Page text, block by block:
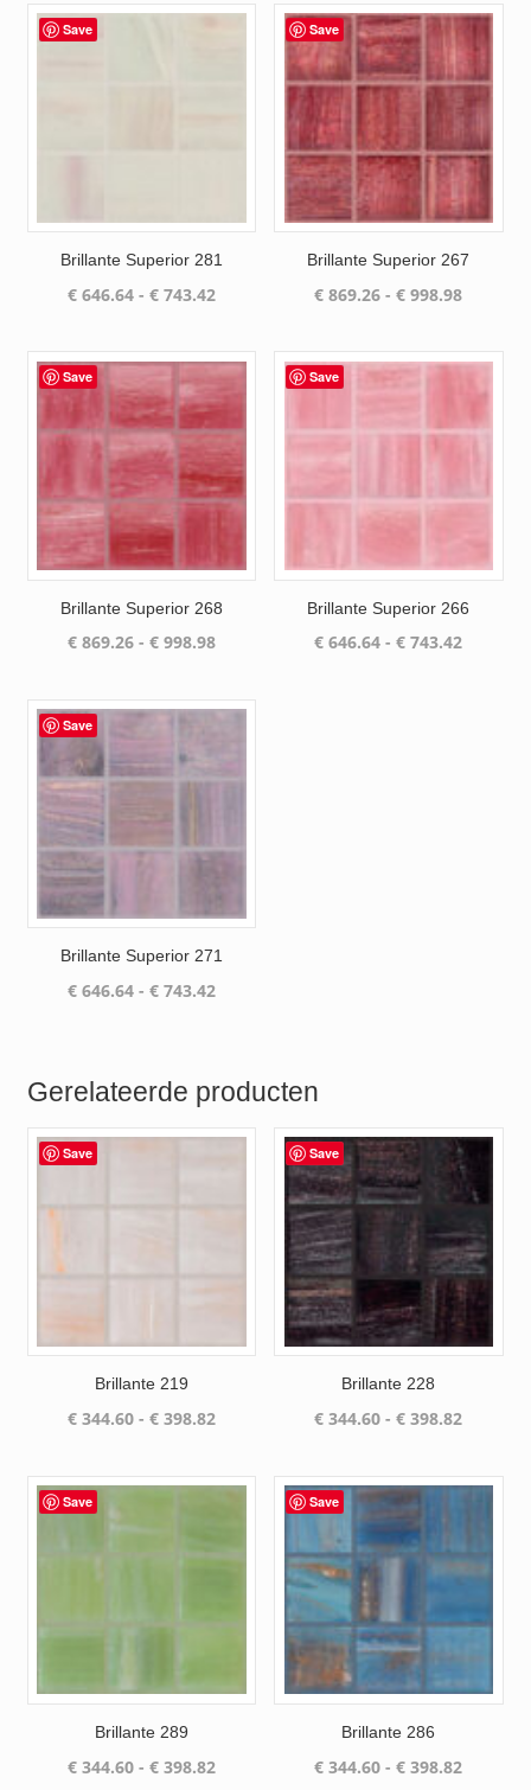
Save
Brillante Superior 281
€646.64 - €743.42Prijsklasse:
€ 743.42
Save
Brillante Superior 267
€ 869.26 - € 998.98
€ 998.98
Save
Brillante Superior 268
€869.26 - €998.98Prijsklasse:
Save
Brillante Superior 266
€ 646.64 - € 743.42
Save
Brillante Superior 271
€646.64 - €743.42Prijsklasse:
Gerelateerde producten
Save
Brillante 219
€344.60 - €398.82Prijsklasse:
€ 398.82
Save
Brillante 228
€ 344.60 - € 398.82
€ 398.82
Save
Brillante 289
€344.60 - €398.82Prijsklasse:
Save
Brillante 286
€ 344.60 - € 398.82